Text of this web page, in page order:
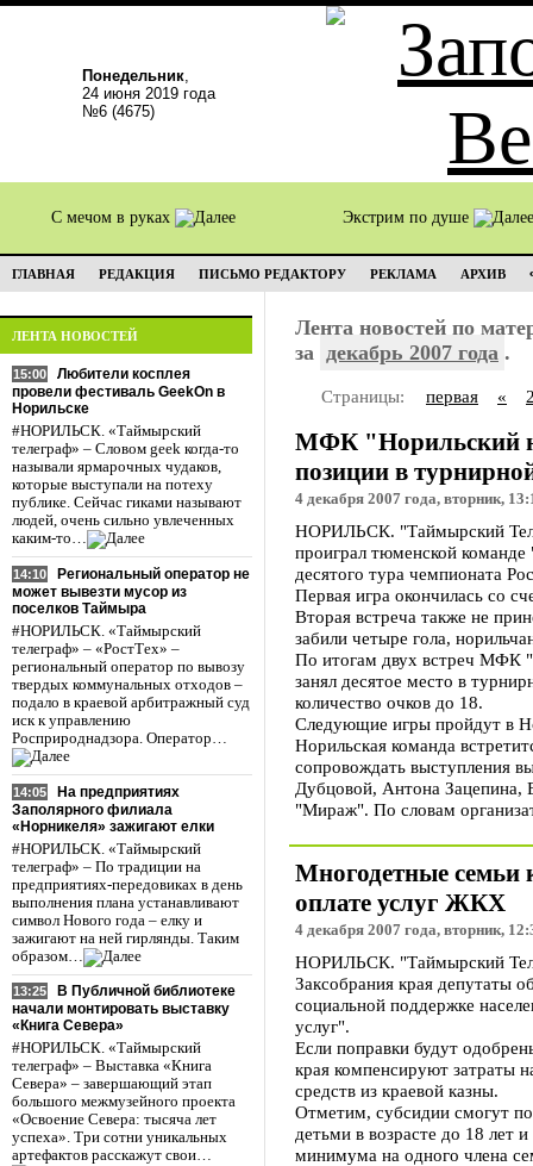
Понедельник,
24 июня 2019 года
№6 (4675)
С мечом в руках Экстрим по душе
ГЛАВНАЯ РЕДАКЦИЯ ПИСЬМО РЕДАКТОРУ РЕКЛАМА АРХИВ
ЛЕНТА НОВОСТЕЙ
15:00
Любители косплея
провели фестиваль GeekOn в
Норильске
#НОРИЛЬСК. «Таймырский
телеграф» – Словом geek когда-то
называли ярмарочных чудаков,
которые выступали на потеху
публике. Сейчас гиками называют
людей, очень сильно увлеченных
каким-то…
14:10
Региональный оператор не
может вывезти мусор из
поселков Таймыра
#НОРИЛЬСК. «Таймырский
телеграф» – «РостТех» –
региональный оператор по вывозу
твердых коммунальных отходов –
подало в краевой арбитражный суд
иск к управлению
Росприроднадзора. Оператор…
14:05
На предприятиях
Заполярного филиала
«Норникеля» зажигают елки
#НОРИЛЬСК. «Таймырский
телеграф» – По традиции на
предприятиях-передовиках в день
выполнения плана устанавливают
символ Нового года – елку и
зажигают на ней гирлянды. Таким
образом…
13:25
В Публичной библиотеке
начали монтировать выставку
«Книга Севера»
#НОРИЛЬСК. «Таймырский
телеграф» – Выставка «Книга
Севера» – завершающий этап
большого межмузейного проекта
«Освоение Севера: тысяча лет
успеха». Три сотни уникальных
артефактов расскажут свои…
Лента новостей по
за декабрь 2007 года .
Страницы: первая «
МФК "Норильский
позиции в
4 декабря 2007 года, вторник,
НОРИЛЬСК. "Таймырский
проиграл тюменской
десятого тура чемпионата
Первая игра окончилась со
Вторая встреча также не
забили четыре гола,
По итогам двух встреч МФК
занял десятое место в
количество очков до 18.
Следующие игры пройдут в
Норильская команда
сопровождать выступления
Дубцовой, Антона Зацепина,
"Мираж". По словам
Многодетные семьи
оплате услуг ЖКХ
4 декабря 2007 года, вторник,
НОРИЛЬСК. "Таймырский
Заксобрания края депутаты
социальной поддержке
услуг".
Если поправки будут
края компенсируют затраты
средств из краевой казны.
Отметим, субсидии смогут
детьми в возрасте до 18 лет
минимума на одного члена